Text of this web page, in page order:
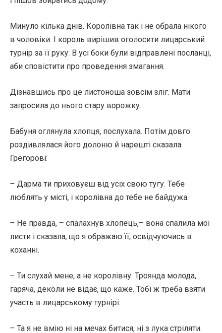
Минуло кілька днів. Королівна так і не обрала нікого
в чоловіки. І король вирішив оголосити лицарський
турнір за її руку. В усі боки були відправлені посланці,
аби сповістити про проведення змагання.
Дізнавшись про це листоноша зовсім зліг. Мати
запросила до нього стару ворожку.
Бабуня оглянула хлопця, послухала. Потім довго
роздивлялася його долоню й нарешті сказала
Грегорові:
– Дарма ти приховуєш від усіх свою тугу. Тебе
люблять у місті, і королівна до тебе не байдужа.
– Не правда, – спалахнув хлопець,– вона спалила мої
листи і сказала, що я ображаю її, освідчуючись в
коханні.
– Ти слухай мене, а не королівну. Троянда молода,
гаряча, деколи не відає, що каже. Тобі ж треба взяти
участь в лицарському турнірі.
– Та я не вмію ні на мечах битися, ні з лука стріляти.